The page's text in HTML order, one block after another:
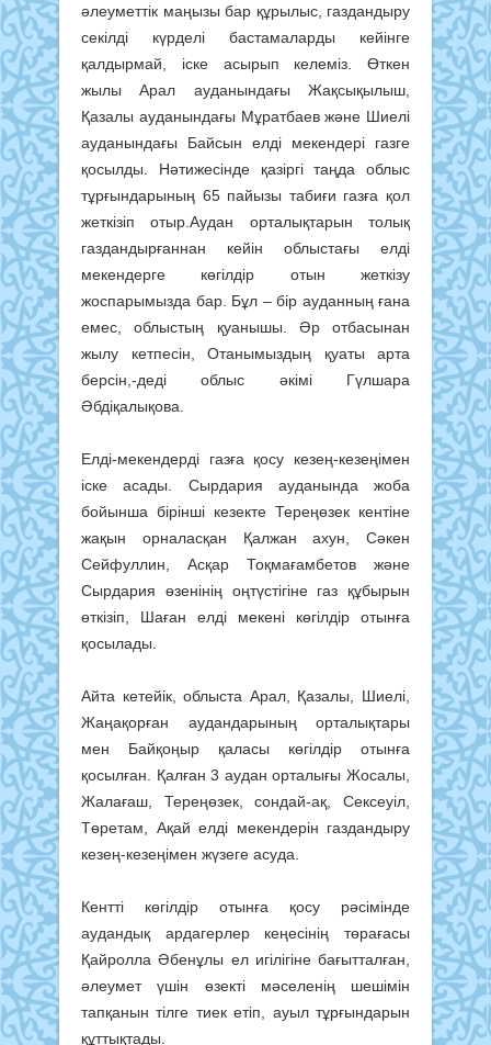
әлеуметтік маңызы бар құрылыс, газдандыру
секілді күрделі бастамаларды кейінге
қалдырмай, іске асырып келеміз. Өткен
жылы Арал ауданындағы Жақсықылыш,
Қазалы ауданындағы Мұратбаев және Шиелі
ауданындағы Байсын елді мекендері газге
қосылды. Нәтижесінде қазіргі таңда облыс
тұрғындарының 65 пайызы табиғи газға қол
жеткізіп отыр.Аудан орталықтарын толық
газдандырғаннан кейін облыстағы елді
мекендерге көгілдір отын жеткізу
жоспарымызда бар. Бұл – бір ауданның ғана
емес, облыстың қуанышы. Әр отбасынан
жылу кетпесін, Отанымыздың қуаты арта
берсін,-деді облыс әкімі Гүлшара
Әбдіқалықова.
Елді-мекендерді газға қосу кезең-кезеңімен
іске асады. Сырдария ауданында жоба
бойынша бірінші кезекте Тереңөзек кентіне
жақын орналасқан Қалжан ахун, Сәкен
Сейфуллин, Асқар Тоқмағамбетов және
Сырдария өзенінің оңтүстігіне газ құбырын
өткізіп, Шаған елді мекені көгілдір отынға
қосылады.
Айта кетейік, облыста Арал, Қазалы, Шиелі,
Жаңақорған аудандарының орталықтары
мен Байқоңыр қаласы көгілдір отынға
қосылған. Қалған 3 аудан орталығы Жосалы,
Жалағаш, Тереңөзек, сондай-ақ, Сексеуіл,
Төретам, Ақай елді мекендерін газдандыру
кезең-кезеңімен жүзеге асуда.
Кентті көгілдір отынға қосу рәсімінде
аудандық ардагерлер кеңесінің төрағасы
Қайролла Әбенұлы ел игілігіне бағытталған,
әлеумет үшін өзекті мәселенің шешімін
тапқанын тілге тиек етіп, ауыл тұрғындарын
құттықтады.